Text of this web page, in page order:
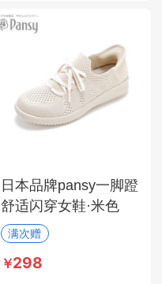
日本品牌pansy一脚蹬
舒适闪穿女鞋·米色
满次赠
298